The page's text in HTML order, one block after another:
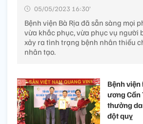
05/05/2023 16:30’
Bệnh viện Bà Rịa đã sẵn sàng mọi
vừa khắc phục, vừa phục vụ người
xảy ra tình trạng bệnh nhân thiếu
nhân tạo.
Bệnh
ương Cần
thưởng
đột quỵ